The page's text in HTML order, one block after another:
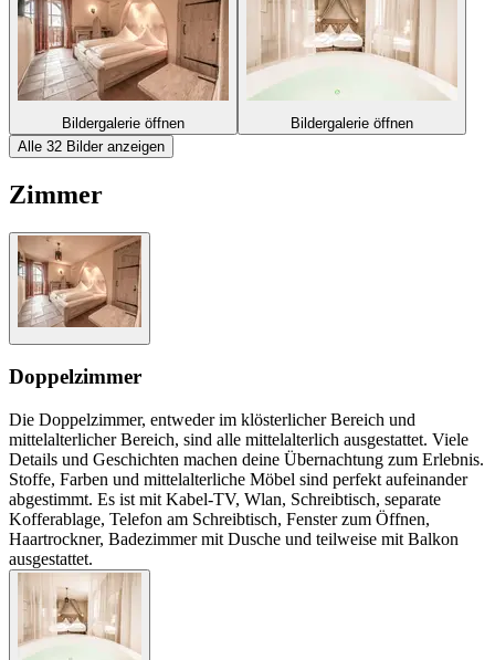
Bildergalerie öffnen
Bildergalerie öffnen
Alle 32 Bilder anzeigen
Zimmer
Doppelzimmer
Die Doppelzimmer, entweder im klösterlicher Bereich und
mittelalterlicher Bereich, sind alle mittelalterlich ausgestattet. Viele
Details und Geschichten machen deine Übernachtung zum Erlebnis.
Stoffe, Farben und mittelalterliche Möbel sind perfekt aufeinander
abgestimmt. Es ist mit Kabel-TV, Wlan, Schreibtisch, separate
Kofferablage, Telefon am Schreibtisch, Fenster zum Öffnen,
Haartrockner, Badezimmer mit Dusche und teilweise mit Balkon
ausgestattet.